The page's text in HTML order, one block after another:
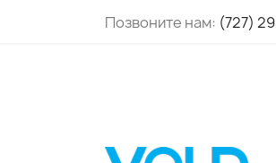
Позвоните нам: (727)